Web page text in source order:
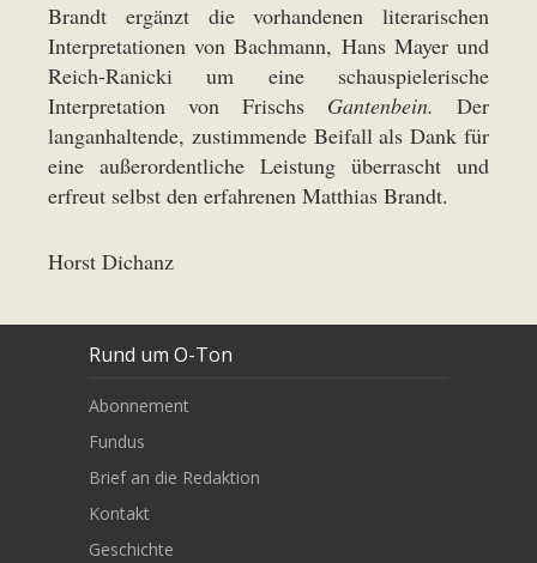
Brandt ergänzt die vorhandenen literarischen
Interpretationen von Bachmann, Hans Mayer und
Reich-Ranicki um eine schauspielerische
Interpretation von Frischs Gantenbein. Der
langanhaltende, zustimmende Beifall als Dank für
eine außerordentliche Leistung überrascht und
erfreut selbst den erfahrenen Matthias Brandt.
Horst Dichanz
Rund um O-Ton
Abonnement
Fundus
Brief an die Redaktion
Kontakt
Geschichte